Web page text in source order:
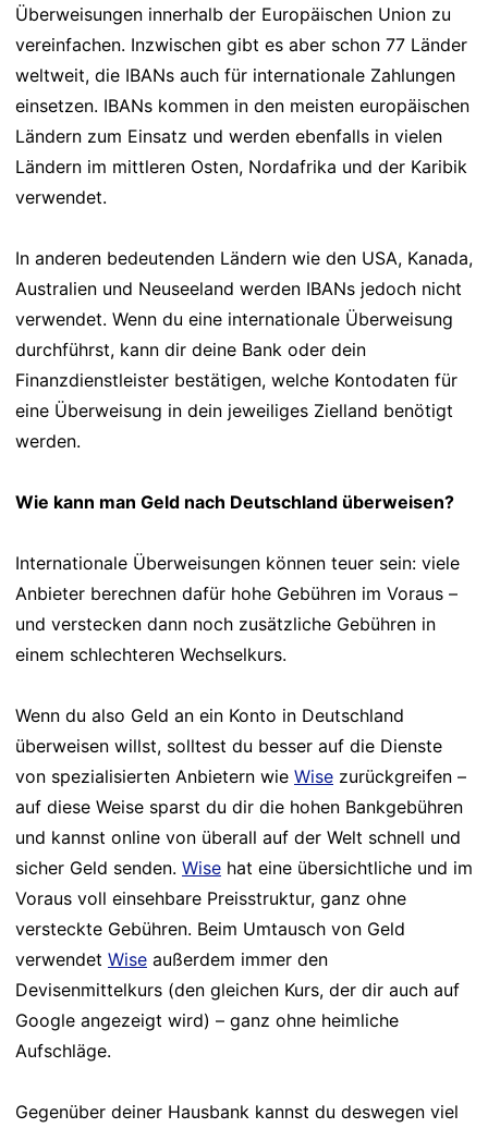
Überweisungen innerhalb der Europäischen Union zu
vereinfachen. Inzwischen gibt es aber schon 77 Länder
weltweit, die IBANs auch für internationale Zahlungen
einsetzen. IBANs kommen in den meisten europäischen
Ländern zum Einsatz und werden ebenfalls in vielen
Ländern im mittleren Osten, Nordafrika und der Karibik
verwendet.
In anderen bedeutenden Ländern wie den USA, Kanada,
Australien und Neuseeland werden IBANs jedoch nicht
verwendet. Wenn du eine internationale Überweisung
durchführst, kann dir deine Bank oder dein
Finanzdienstleister bestätigen, welche Kontodaten für
eine Überweisung in dein jeweiliges Zielland benötigt
werden.
Wie kann man Geld nach Deutschland überweisen?
Internationale Überweisungen können teuer sein: viele
Anbieter berechnen dafür hohe Gebühren im Voraus –
und verstecken dann noch zusätzliche Gebühren in
einem schlechteren Wechselkurs.
Wenn du also Geld an ein Konto in Deutschland
überweisen willst, solltest du besser auf die Dienste
von spezialisierten Anbietern wie Wise zurückgreifen –
auf diese Weise sparst du dir die hohen Bankgebühren
und kannst online von überall auf der Welt schnell und
sicher Geld senden. Wise hat eine übersichtliche und im
Voraus voll einsehbare Preisstruktur, ganz ohne
versteckte Gebühren. Beim Umtausch von Geld
verwendet Wise außerdem immer den
Devisenmittelkurs (den gleichen Kurs, der dir auch auf
Google angezeigt wird) – ganz ohne heimliche
Aufschläge.
Gegenüber deiner Hausbank kannst du deswegen viel